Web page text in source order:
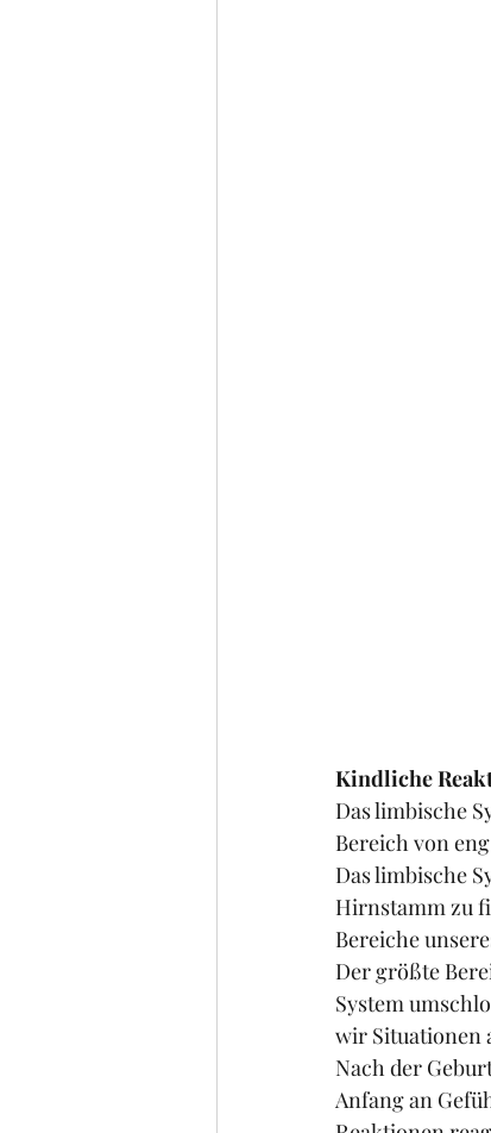
Kindliche
Das limbische
Bereich von
Das limbische
Hirnstamm zu
Bereiche
Der größte
System
wir Situationen
Nach der
Anfang an